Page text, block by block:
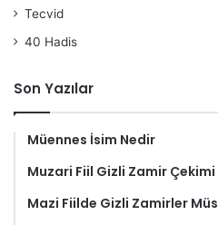
Tecvid
40 Hadis
Son Yazılar
Müennes İsim Nedir
Muzari Fiil Gizli Zamir Çekimi
Mazi Fiilde Gizli Zamirler